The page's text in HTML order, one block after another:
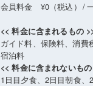
会員料金 ¥0（税込） /
<< 料金に含まれるもの
ガイド料、保険料、消費
宿泊料
<< 料金に含まれないもの
1日目夕食、2日目朝食、